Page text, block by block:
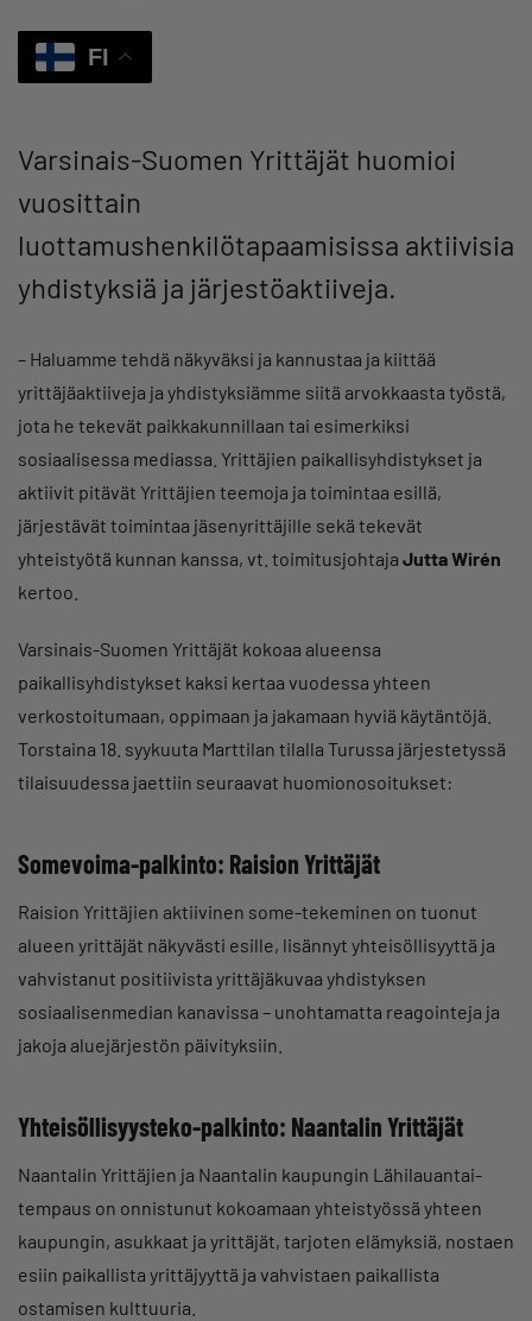
FI
Varsinais-Suomen Yrittäjät huomioi
vuosittain
luottamushenkilötapaamisissa aktiivisia
yhdistyksiä ja järjestöaktiiveja.
– Haluamme tehdä näkyväksi ja kannustaa ja kiittää
yrittäjäaktiiveja ja yhdistyksiämme siitä arvokkaasta työstä,
jota he tekevät paikkakunnillaan tai esimerkiksi
sosiaalisessa mediassa. Yrittäjien paikallisyhdistykset ja
aktiivit pitävät Yrittäjien teemoja ja toimintaa esillä,
järjestävät toimintaa jäsenyrittäjille sekä tekevät
yhteistyötä kunnan kanssa, vt. toimitusjohtaja Jutta Wirén
kertoo.
Varsinais-Suomen Yrittäjät kokoaa alueensa
paikallisyhdistykset kaksi kertaa vuodessa yhteen
verkostoitumaan, oppimaan ja jakamaan hyviä käytäntöjä.
Torstaina 18. syykuuta Marttilan tilalla Turussa järjestetyssä
tilaisuudessa jaettiin seuraavat huomionosoitukset:
Somevoima-palkinto: Raision Yrittäjät
Raision Yrittäjien aktiivinen some-tekeminen on tuonut
alueen yrittäjät näkyvästi esille, lisännyt yhteisöllisyyttä ja
vahvistanut positiivista yrittäjäkuvaa yhdistyksen
sosiaalisenmedian kanavissa – unohtamatta reagointeja ja
jakoja aluejärjestön päivityksiin.
Yhteisöllisyysteko-palkinto: Naantalin Yrittäjät
Naantalin Yrittäjien ja Naantalin kaupungin Lähilauantai-
tempaus on onnistunut kokoamaan yhteistyössä yhteen
kaupungin, asukkaat ja yrittäjät, tarjoten elämyksiä, nostaen
esiin paikallista yrittäjyyttä ja vahvistaen paikallista
ostamisen kulttuuria.